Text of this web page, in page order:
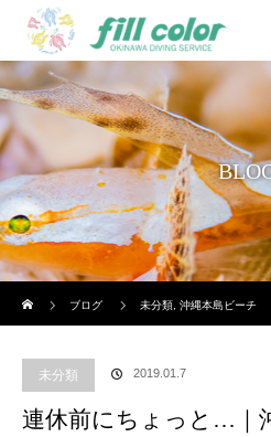
ブログ
未分類 沖縄本島ビーチ
未分類 2019.01.7
連休前にちょっと…